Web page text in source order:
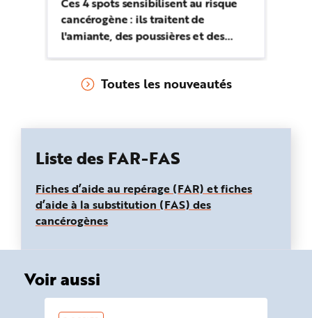
cancérogène : ils traitent de
l'amiante, des poussières et des
responsabilité du chef d'entreprise.
Toutes les nouveautés
Liste des FAR-FAS
Fiches d’aide au repérage (FAR) et fiches
d’aide à la substitution (FAS) des
cancérogènes
Voir aussi